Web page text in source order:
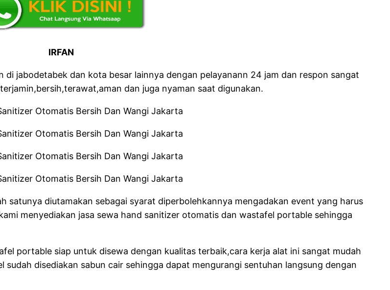
IRFAN
jabodetabek dan kota besar lainnya dengan pelayanann 24 jam dan respon sangat
dan juga nyaman saat digunakan.
satunya diutamakan sebagai syarat diperbolehkannya mengadakan event yang harus
menyediakan jasa sewa hand sanitizer otomatis dan wastafel portable sehingga
portable siap untuk disewa dengan kualitas terbaik,cara kerja alat ini sangat mudah
disediakan sabun cair sehingga dapat mengurangi sentuhan langsung dengan